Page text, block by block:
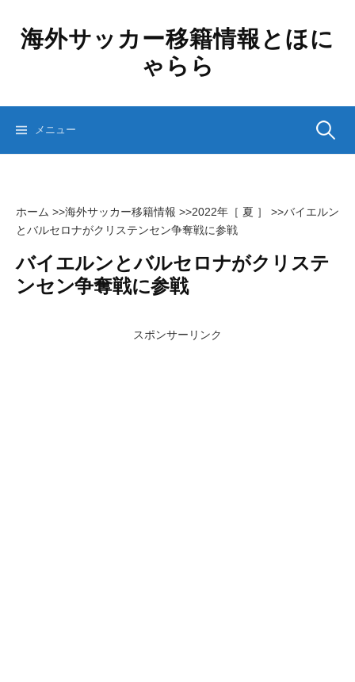
ッ
海外サッカー移籍情報とほに
ゃらら
メニュー 検
ホーム >>海外サッカー移籍情報 >>2022年［ 夏 ］ >>バイエルン
とバルセロナがクリステンセン争奪戦に参戦
バイエルンとバルセロナがクリステ
ンセン争奪戦に参戦
スポンサーリンク